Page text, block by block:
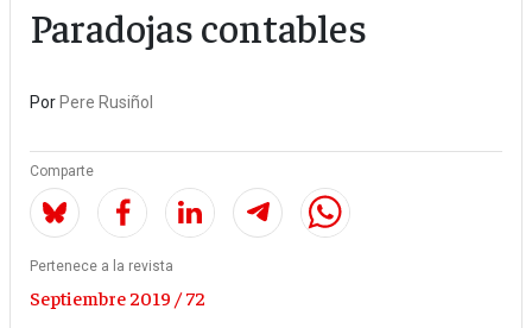
Paradojas contables
Por Pere Rusiñol
Comparte
Pertenece a la revista
Septiembre 2019 / 72